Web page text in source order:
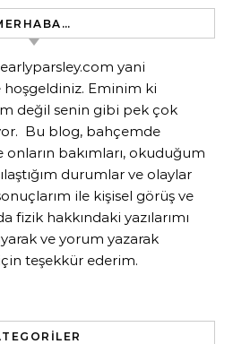
yani
hoşgeldiniz. Eminim ki
değil senin gibi pek çok
Bu blog, bahçemde
bakımları, okuduğum
durumlar ve olaylar
ile kişisel görüş ve
fizik hakkındaki yazılarımı
ve yorum yazarak
teşekkür ederim.